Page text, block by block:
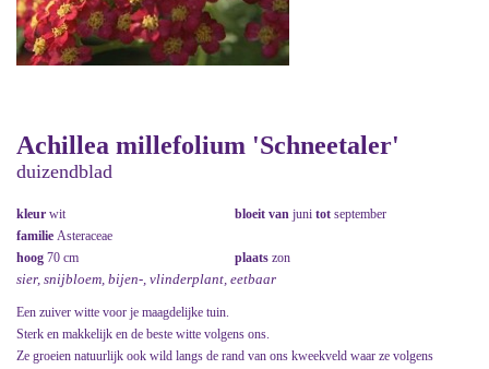
Achillea millefolium 'Schneetaler'
duizendblad
kleur wit bloeit van juni tot september
familie Asteraceae
hoog 70 cm plaats zon
sier, snijbloem, bijen-, vlinderplant, eetbaar
Een zuiver witte voor je maagdelijke tuin.
Sterk en makkelijk en de beste witte volgens ons.
Ze groeien natuurlijk ook wild langs de rand van ons kweekveld waar ze volgens